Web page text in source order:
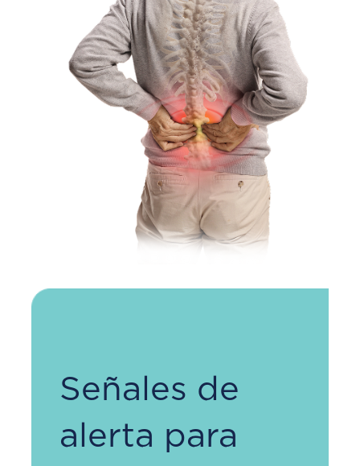
Señales de
alerta para